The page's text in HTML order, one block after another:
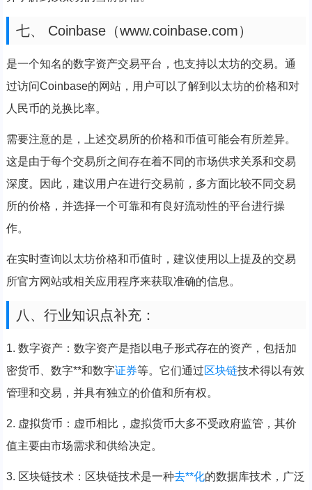
七、 Coinbase（www.coinbase.com）
是一个知名的数字资产交易平台，也支持以太坊的交易。通
过访问Coinbase的网站，用户可以了解到以太坊的价格和对
人民币的兑换比率。
需要注意的是，上述交易所的价格和币值可能会有所差异。
这是由于每个交易所之间存在着不同的市场供求关系和交易
深度。因此，建议用户在进行交易前，多方面比较不同交易
所的价格，并选择一个可靠和有良好流动性的平台进行操
作。
在实时查询以太坊价格和币值时，建议使用以上提及的交易
所官方网站或相关应用程序来获取准确的信息。
八、行业知识点补充：
1. 数字资产：数字资产是指以电子形式存在的资产，包括加
密货币、数字**和数字证券等。它们通过区块链技术得以有效
管理和交易，并具有独立的价值和所有权。
2. 虚拟货币：虚币相比，虚拟货币大多不受政府监管，其价
值主要由市场需求和供给决定。
3. 区块链技术：区块链技术是一种去**化的数据库技术，广泛